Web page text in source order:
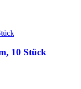
10 Stück